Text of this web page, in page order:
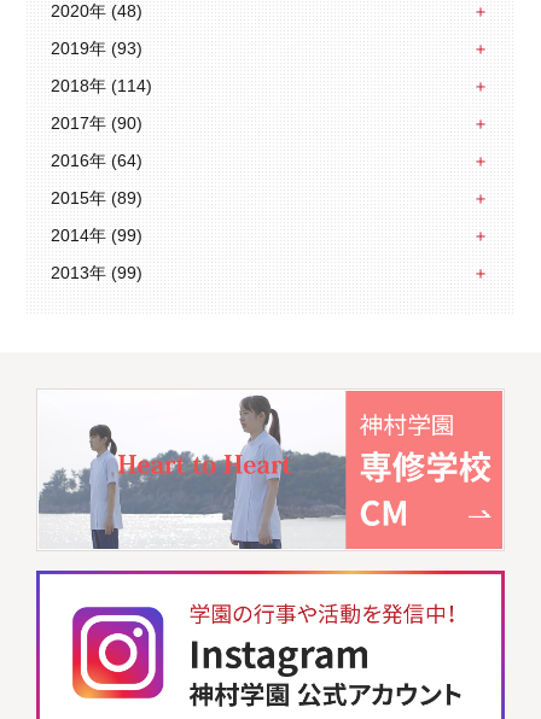
2020年 (48)
2019年 (93)
2018年 (114)
2017年 (90)
2016年 (64)
2015年 (89)
2014年 (99)
2013年 (99)